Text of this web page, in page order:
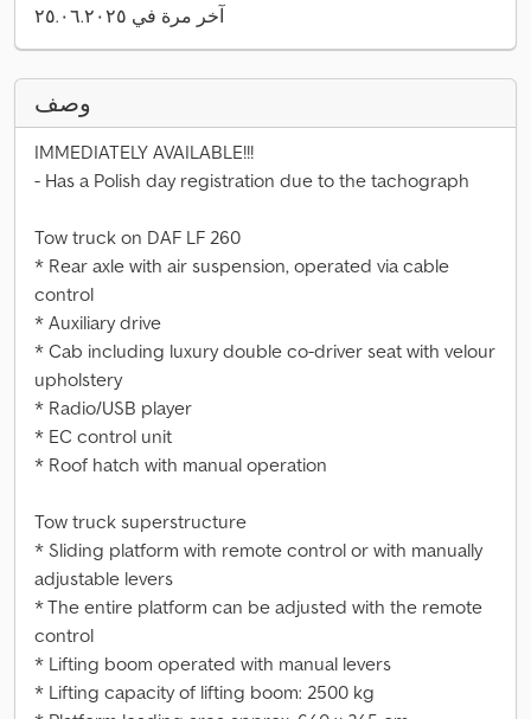
آخر مرة في ٢٥.٠٦.٢٠٢٥
وصف
IMMEDIATELY AVAILABLE!!!
- Has a Polish day registration due to the tachograph
Tow truck on DAF LF 260
* Rear axle with air suspension, operated via cable
control
* Auxiliary drive
* Cab including luxury double co-driver seat with velour
upholstery
* Radio/USB player
* EC control unit
* Roof hatch with manual operation
Tow truck superstructure
* Sliding platform with remote control or with manually
adjustable levers
* The entire platform can be adjusted with the remote
control
* Lifting boom operated with manual levers
* Lifting capacity of lifting boom: 2500 kg